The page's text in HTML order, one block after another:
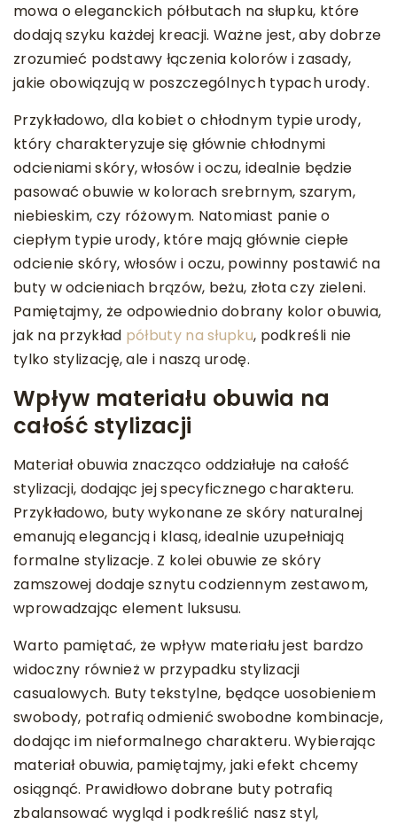
mowa o eleganckich półbutach na słupku, które
dodają szyku każdej kreacji. Ważne jest, aby dobrze
zrozumieć podstawy łączenia kolorów i zasady,
jakie obowiązują w poszczególnych typach urody.
Przykładowo, dla kobiet o chłodnym typie urody,
który charakteryzuje się głównie chłodnymi
odcieniami skóry, włosów i oczu, idealnie będzie
pasować obuwie w kolorach srebrnym, szarym,
niebieskim, czy różowym. Natomiast panie o
ciepłym typie urody, które mają głównie ciepłe
odcienie skóry, włosów i oczu, powinny postawić na
buty w odcieniach brązów, beżu, złota czy zieleni.
Pamiętajmy, że odpowiednio dobrany kolor obuwia,
jak na przykład półbuty na słupku, podkreśli nie
tylko stylizację, ale i naszą urodę.
Wpływ materiału obuwia na
całość stylizacji
Materiał obuwia znacząco oddziałuje na całość
stylizacji, dodając jej specyficznego charakteru.
Przykładowo, buty wykonane ze skóry naturalnej
emanują elegancją i klasą, idealnie uzupełniają
formalne stylizacje. Z kolei obuwie ze skóry
zamszowej dodaje sznytu codziennym zestawom,
wprowadzając element luksusu.
Warto pamiętać, że wpływ materiału jest bardzo
widoczny również w przypadku stylizacji
casualowych. Buty tekstylne, będące uosobieniem
swobody, potrafią odmienić swobodne kombinacje,
dodając im nieformalnego charakteru. Wybierając
materiał obuwia, pamiętajmy, jaki efekt chcemy
osiągnąć. Prawidłowo dobrane buty potrafią
zbalansować wygląd i podkreślić nasz styl,